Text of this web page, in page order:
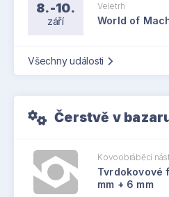
8.-10.
září
Veletrh
World of
Všechny události
Čerstvě v
Kovoobráběcí
Tvrdokovové
mm + 6 mm